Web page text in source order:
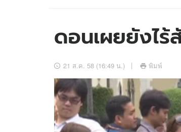
ข่าวบันเทิง
อัปเดตจีน
เช็กข่าวชัวร์
ดอนเผยยังไ
21 ส.ค. 58 (16:49 น.) พิมพ์